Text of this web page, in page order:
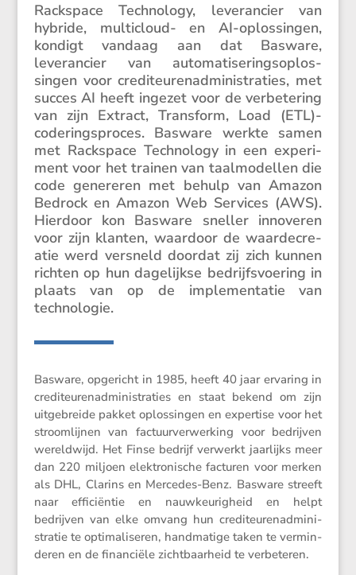
Racks­pace Techno­logy, leveran­cier van
hybride, multi­cloud- en AI-oplos­singen,
kondigt vandaag aan dat Basware,
leveran­cier van automa­ti­se­rings­op­los­
singen voor credi­teu­ren­ad­mi­ni­stra­ties, met
succes AI heeft ingezet voor de verbe­te­ring
van zijn Extract, Trans­form, Load (ETL)-
coderingsproces. Basware werkte samen
met Racks­pace Techno­logy in een experi­
ment voor het trainen van taalmo­dellen die
code genereren met behulp van Amazon
Bedrock en Amazon Web Services (AWS).
Hierdoor kon Basware sneller innoveren
voor zijn klanten, waardoor de waarde­cre­
atie werd versneld doordat zij zich kunnen
richten op hun dagelijkse bedrijfs­voe­ring in
plaats van op de imple­men­tatie van
technologie.
Basware, opgericht in 1985, heeft 40 jaar ervaring in
credi­teu­ren­ad­mi­ni­stra­ties en staat bekend om zijn
uitge­breide pakket oplos­singen en exper­tise voor het
stroom­lijnen van factuur­ver­wer­king voor bedrijven
wereld­wijd. Het Finse bedrijf verwerkt jaarlijks meer
dan 220 miljoen elektro­ni­sche facturen voor merken
als DHL, Clarins en Mercedes-Benz. Basware streeft
naar effici­ëntie en nauwkeu­rig­heid en helpt
bedrijven van elke omvang hun credi­teu­ren­ad­mi­ni­
stratie te optima­li­seren, handma­tige taken te vermin­
deren en de finan­ciële zicht­baar­heid te verbeteren.